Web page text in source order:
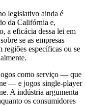
legislativo ainda é
da Califórnia e,
a eficácia dessa lei em
se as empresas
regiões específicas ou se
como serviço — que
— e jogos single-player
A indústria argumenta
os consumidores